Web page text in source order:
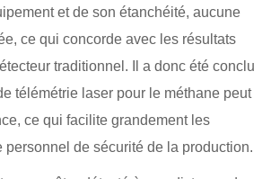
et de son étanchéité, aucune
ce qui concorde avec les résultats
traditionnel. Il a donc été conclu
télémétrie laser pour le méthane peut
ce qui facilite grandement les
personnel de sécurité de la production.